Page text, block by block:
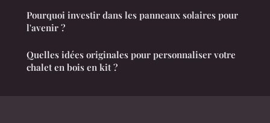
Pourquoi investir dans les panneaux solaires pour
l'avenir ?
Quelles idées originales pour personnaliser votre
chalet en bois en kit ?